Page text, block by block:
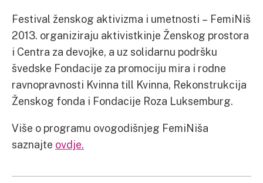
Festival ženskog aktivizma i umetnosti – FemiNiš
2013. organiziraju aktivistkinje Ženskog prostora
i Centra za devojke, a uz solidarnu podršku
švedske Fondacije za promociju mira i rodne
ravnopravnosti Kvinna till Kvinna, Rekonstrukcija
Ženskog fonda i Fondacije Roza Luksemburg.
Više o programu ovogodišnjeg FemiNiša
saznajte ovdje.